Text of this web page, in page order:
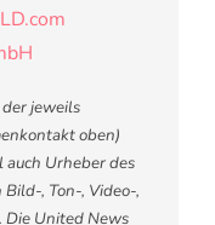
jeweils
oben)
Urheber des
, Ton-, Video-,
Die United News